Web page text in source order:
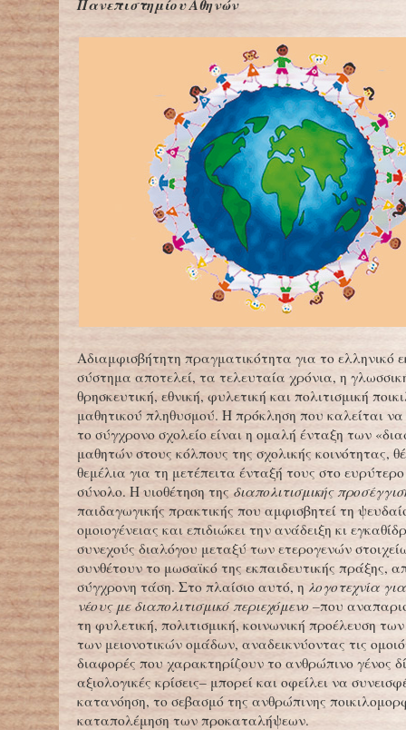
Πανεπιστημίου Αθηνών
Αδιαμφισβήτητη πραγματικότητα για το ελληνικό
σύστημα αποτελεί, τα τελευταία χρόνια, η
θρησκευτική, εθνική, φυλετική και πολιτισμική
μαθητικού πληθυσμού. Η πρόκληση που καλείται να
το σύγχρονο σχολείο είναι η ομαλή ένταξη των
μαθητών στους κόλπους της σχολικής κοινότητας,
θεμέλια για τη μετέπειτα ένταξή τους στο
σύνολο. Η υιοθέτηση της διαπολιτισμικής
παιδαγωγικής πρακτικής που αμφισβητεί τη
ομοιογένειας και επιδιώκει την ανάδειξη κι
συνεχούς διαλόγου μεταξύ των ετερογενών
συνθέτουν το μωσαϊκό της εκπαιδευτικής πράξης,
σύγχρονη τάση. Στο πλαίσιο αυτό, η λογοτεχνία
νέους με διαπολιτισμικό περιεχόμενο –που
τη φυλετική, πολιτισμική, κοινωνική προέλευση
των μειονοτικών ομάδων, αναδεικνύοντας τις
διαφορές που χαρακτηρίζουν το ανθρώπινο γένος
αξιολογικές κρίσεις– μπορεί και οφείλει να
κατανόηση, το σεβασμό της ανθρώπινης
καταπολέμηση των προκαταλήψεων.